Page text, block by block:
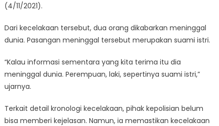
(4/11/2021).
Dari kecelakaan tersebut, dua orang dikabarkan meninggal
dunia. Pasangan meninggal tersebut merupakan suami istri.
“Kalau informasi sementara yang kita terima itu dia
meninggal dunia. Perempuan, laki, sepertinya suami istri,”
ujarnya.
Terkait detail kronologi kecelakaan, pihak kepolisian belum
bisa memberi kejelasan. Namun, ia memastikan kecelakaan